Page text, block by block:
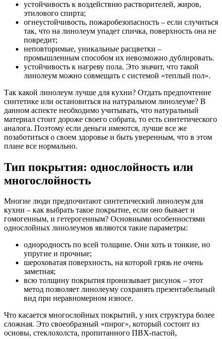
устойчивость к воздействию растворителей, жиров,
этилового спирта;
огнеустойчивость, пожаробезопасность – если случиться
так, что на линолеум упадет спичка, поверхность она не
повредит;
неповторимые, уникальные расцветки –
промышленным способом их невозможно дублировать.
устойчивость к нагреву пола. Это значит, что такой
линолеум можно совмещать с системой «теплый пол».
Так какой линолеум лучше для кухни? Отдать предпочтение
синтетике или остановиться на натуральном линолеуме? В
данном аспекте необходимо учитывать, что натуральный
материал стоит дороже своего собрата, то есть синтетического
аналога. Поэтому если деньги имеются, лучше все же
позаботиться о своем здоровье и быть уверенным, что в этом
плане все нормально.
Тип покрытия: однослойность или
многослойность
Многие люди предпочитают синтетический линолеум для
кухни – как выбрать такое покрытие, если оно бывает и
гомогенным, и гетерогенным? Основными особенностями
однослойных линолеумов являются такие параметры:
однородность по всей толщине. Они хоть и тонкие, но
упругие и прочные;
шероховатая поверхность, на которой грязь не очень
заметная;
всю толщину покрытия пронизывает рисунок – этот
метод позволяет линолеуму сохранять презентабельный
вид при неравномерном износе.
Что касается многослойных покрытий, у них структура более
сложная. Это своеобразный «пирог», который состоит из
основы, стеклохолста, пропитанного ПВХ-пастой,